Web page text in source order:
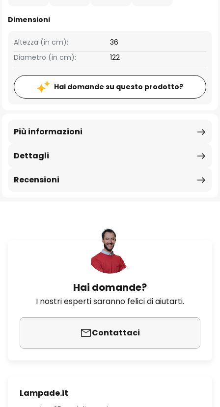
Dimensioni
Altezza (in cm):
36
Diametro (in cm):
122
Hai domande su questo prodotto?
Dettagli
Più informazioni
Recensioni
Hai domande?
I nostri esperti saranno felici di aiutarti.
Contattaci
Lampade.it